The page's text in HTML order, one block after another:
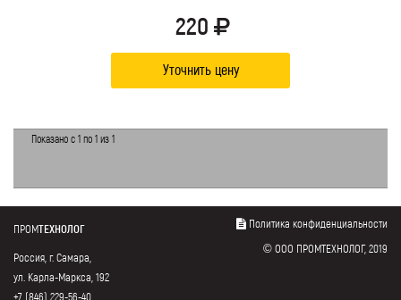
220
Уточнить цену
Показано с 1 по 1 из 1
ПРОМТЕХНОЛОГ
Россия, г. Самара,
ул. Карла-Маркса, 192
+7 (846) 229-56-40
Политика конфиденциальности
© ООО ПРОМТЕХНОЛОГ, 2019